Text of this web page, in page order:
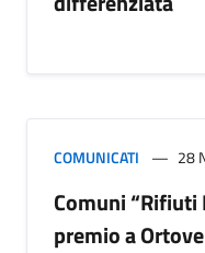
COMUNICATI 28
Comuni “Rifiuti
premio a